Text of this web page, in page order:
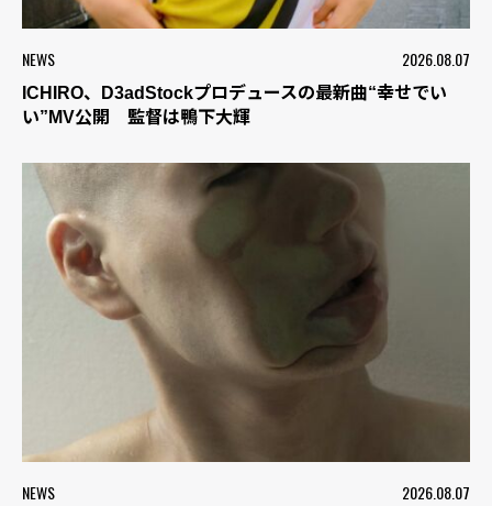
NEWS 2026.08.07
ICHIRO、D3adStockプロデュースの最新曲“幸せでい
い”MV公開 監督は鴨下大輝
NEWS 2026.08.07